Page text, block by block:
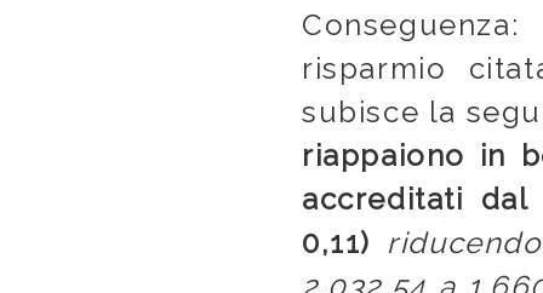
risparmio
subisce la
riappaiono in
accreditati
0,11)